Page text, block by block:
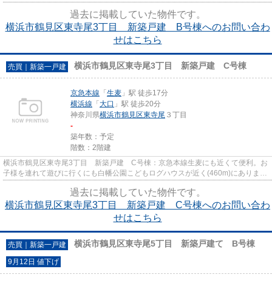
過去に掲載していた物件です。
横浜市鶴見区東寺尾3丁目 新築戸建 B号棟へのお問い合わ
せはこちら
売買｜新築一戸建 横浜市鶴見区東寺尾3丁目 新築戸建 C号棟
京急本線 「 生麦 」駅 徒歩17分
横浜線 「 大口 」駅 徒歩20分
神奈川県横浜市鶴見区東寺尾 ３丁目
-
築年数：予定
階数：2階建
横浜市鶴見区東寺尾3丁目 新築戸建 C号棟：京急本線生麦にも近くて便利。お
子様を連れて遊びに行くにも白幡公園こどもログハウスが近く(460m)にあります
過去に掲載していた物件です。
横浜市鶴見区東寺尾3丁目 新築戸建 C号棟へのお問い合わ
せはこちら
売買｜新築一戸建 横浜市鶴見区東寺尾5丁目 新築戸建て B号棟
9月12日 値下げ